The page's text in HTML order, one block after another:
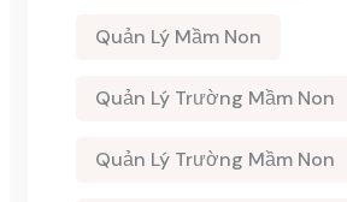
Quản Lý Mầm Non
Quản Lý Trường Mầm Non
Quản Lý Trường Mầm Non